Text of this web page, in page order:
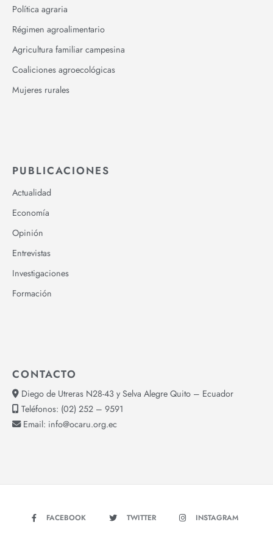
Política agraria
Régimen agroalimentario
Agricultura familiar campesina
Coaliciones agroecológicas
Mujeres rurales
PUBLICACIONES
Actualidad
Economía
Opinión
Entrevistas
Investigaciones
Formación
CONTACTO
Diego de Utreras N28-43 y Selva Alegre Quito – Ecuador
Teléfonos: (02) 252 – 9591
Email: info@ocaru.org.ec
FACEBOOK TWITTER INSTAGRAM